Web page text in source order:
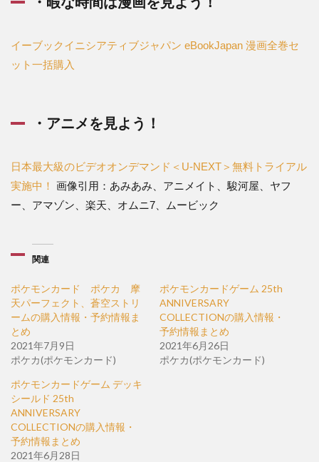
イーブックイニシアティブジャパン eBookJapan 漫画全巻セ
ット一括購入
・アニメを見よう！
日本最大級のビデオオンデマンド＜U-NEXT＞無料トライアル
実施中！ 画像引用：あみあみ、アニメイト、駿河屋、ヤフ
ー、アマゾン、楽天、オムニ7、ムービック
関連
ポケモンカード ポケカ 摩
天パーフェクト、蒼空ストリ
ームの購入情報・予約情報ま
とめ
2021年7月9日
ポケカ(ポケモンカード)
ポケモンカードゲーム 25th
ANNIVERSARY
COLLECTIONの購入情報・
予約情報まとめ
2021年6月26日
ポケカ(ポケモンカード)
ポケモンカードゲーム デッキ
シールド 25th
ANNIVERSARY
COLLECTIONの購入情報・
予約情報まとめ
2021年6月28日